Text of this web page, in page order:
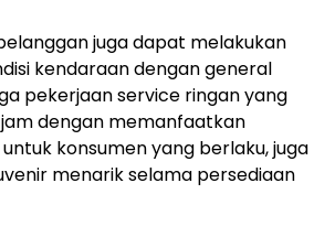
juga dapat melakukan
kendaraan dengan general
pekerjaan service ringan yang
dengan memanfaatkan
konsumen yang berlaku, juga
menarik selama persediaan